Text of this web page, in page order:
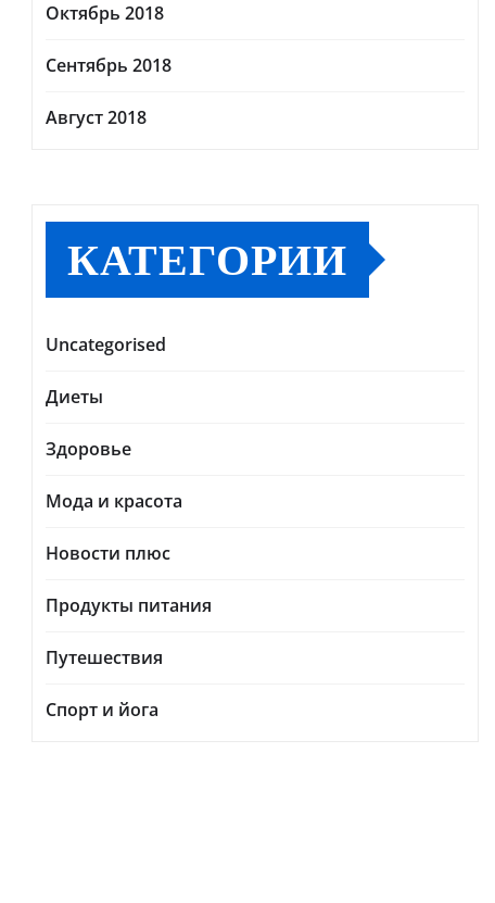
Октябрь 2018
Сентябрь 2018
Август 2018
КАТЕГОРИИ
Uncategorised
Диеты
Здоровье
Мода и красота
Новости плюс
Продукты питания
Путешествия
Спорт и йога